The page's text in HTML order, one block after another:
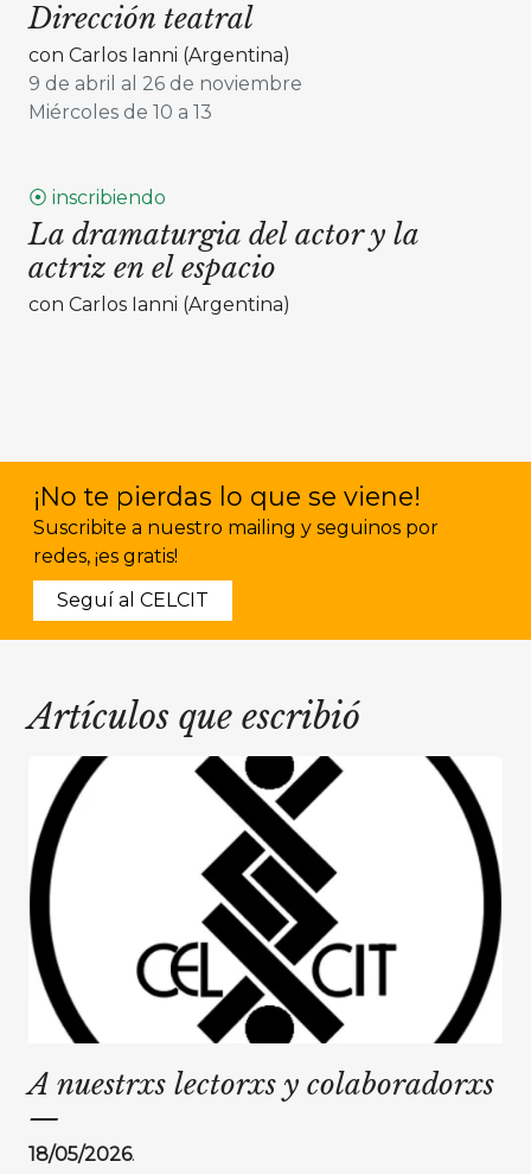
Dirección teatral
con Carlos Ianni (Argentina)
9 de abril al 26 de noviembre
Miércoles de 10 a 13
⦿ inscribiendo
La dramaturgia del actor y la
actriz en el espacio
con Carlos Ianni (Argentina)
¡No te pierdas lo que se viene!
Suscribite a nuestro mailing y seguinos por
redes, ¡es gratis!
Seguí al CELCIT
Artículos que escribió
A nuestrxs lectorxs y colaboradorxs
—
18/05/2026.